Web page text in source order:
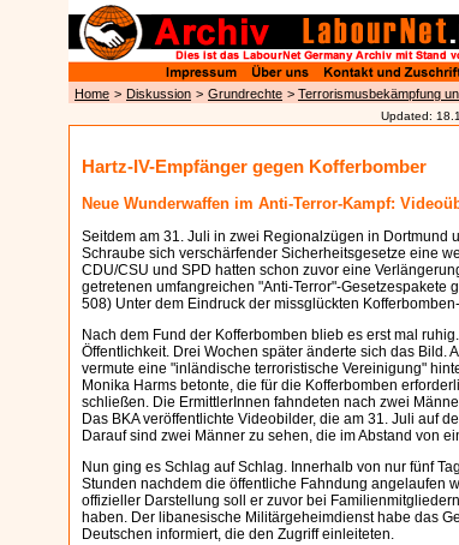
Home > Diskussion > Grundrechte > Terrorismusbekämpfung
Updated:
Hartz-IV-Empfänger gegen Kofferbomber
Neue Wunderwaffen im Anti-Terror-Kampf:
Seitdem am 31. Juli in zwei Regionalzügen in Dortmund
Schraube sich verschärfender Sicherheitsgesetze eine
CDU/CSU und SPD hatten schon zuvor eine
getretenen umfangreichen "Anti-Terror"-
508) Unter dem Eindruck der missglückten
Nach dem Fund der Kofferbomben blieb es erst mal
Öffentlichkeit. Drei Wochen später änderte sich das Bild.
vermute eine "inländische terroristische Vereinigung"
Monika Harms betonte, die für die Kofferbomben
schließen. Die ErmittlerInnen fahndeten nach zwei
Das BKA veröffentlichte Videobilder, die am 31. Juli auf
Darauf sind zwei Männer zu sehen, die im Abstand von
Nun ging es Schlag auf Schlag. Innerhalb von nur fünf
Stunden nachdem die öffentliche Fahndung angelaufen
offizieller Darstellung soll er zuvor bei
haben. Der libanesische Militärgeheimdienst habe das
Deutschen informiert, die den Zugriff einleiteten.